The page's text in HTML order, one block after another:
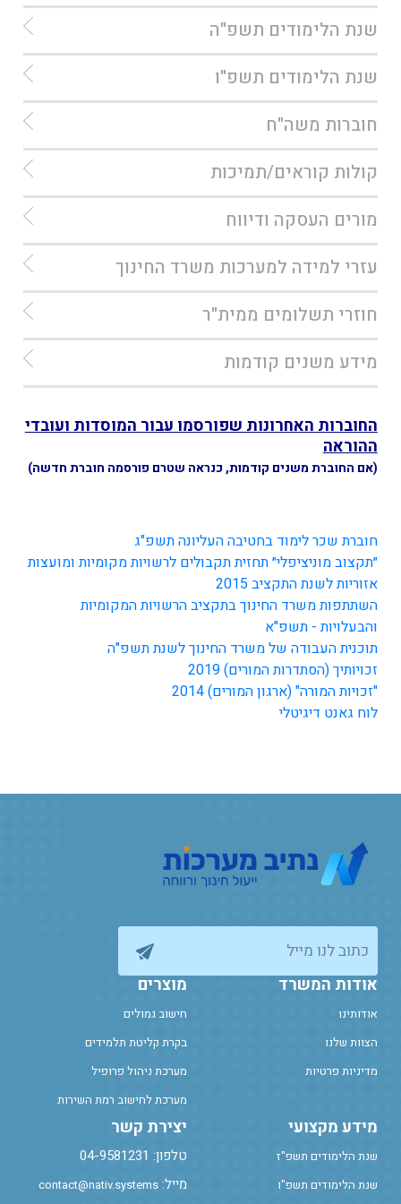
שנת הלימודים תשפ"ה
שנת הלימודים תשפ"ו
חוברות משה"ח
קולות קוראים/תמיכות
מורים העסקה ודיווח
עזרי למידה למערכות משרד החינוך
חוזרי תשלומים ממית"ר
מידע משנים קודמות
החוברות האחרונות שפורסמו עבור המוסדות ועובדי
ההוראה
(אם החוברת משנים קודמות, כנראה שטרם פורסמה חוברת חדשה)
חוברת שכר לימוד בחטיבה העליונה תשפ"ג
״תקצוב מוניציפלי״ תחזית תקבולים לרשויות מקומיות ומועצות
אזוריות לשנת התקציב 2015
השתתפות משרד החינוך בתקציב הרשויות המקומיות
והבעלויות - תשפ"א
תוכנית העבודה של משרד החינוך לשנת תשפ"ה
זכויותיך (הסתדרות המורים) 2019
"זכויות המורה" (ארגון המורים) 2014
לוח גאנט דיגיטלי
כתוב לנו מייל
אודות המשרד
אודותינו
הצוות שלנו
מדיניות פרטיות
מוצרים
חישוב גמולים
בקרת קליטת תלמידים
מערכת ניהול פרופיל
מערכת לחישוב רמת השירות
מידע מקצועי
שנת הלימודים תשפ"ז
שנת הלימודים תשפ"ו
יצירת קשר
טלפון: 04-9581231
מייל: contact@nativ.systems